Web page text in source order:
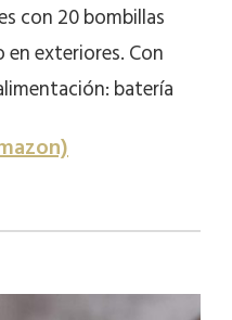
con 20 bombillas
en exteriores. Con
batería